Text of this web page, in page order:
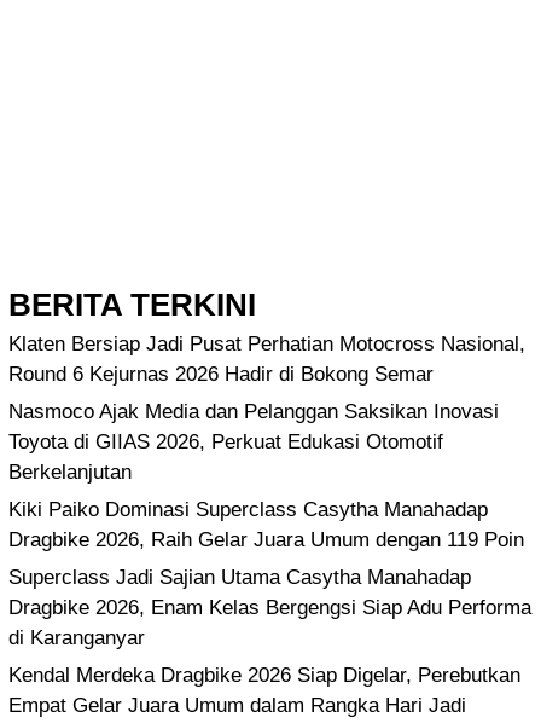
BERITA TERKINI
Klaten Bersiap Jadi Pusat Perhatian Motocross Nasional,
Round 6 Kejurnas 2026 Hadir di Bokong Semar
Nasmoco Ajak Media dan Pelanggan Saksikan Inovasi
Toyota di GIIAS 2026, Perkuat Edukasi Otomotif
Berkelanjutan
Kiki Paiko Dominasi Superclass Casytha Manahadap
Dragbike 2026, Raih Gelar Juara Umum dengan 119 Poin
Superclass Jadi Sajian Utama Casytha Manahadap
Dragbike 2026, Enam Kelas Bergengsi Siap Adu Performa
di Karanganyar
Kendal Merdeka Dragbike 2026 Siap Digelar, Perebutkan
Empat Gelar Juara Umum dalam Rangka Hari Jadi